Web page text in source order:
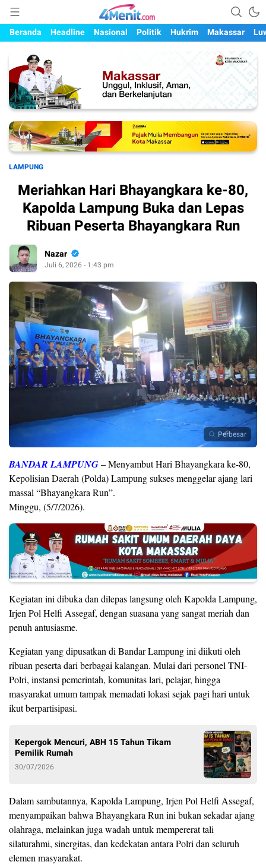
4menit.com
Mengungkap Kisah, Setiap Hari
Beranda
Headline Nasional Politik Hukrim Makassar
LAMPUNG
Meriahkan Hari Bhayangkara ke-80,
Kapolda Lampung Buka dan Lepas
Ribuan Peserta Bhayangkara Run
Nazar
Juli 6, 2026 - 1:43 pm
Perbesar
BANDAR LAMPUNG– Menyambut Hari Bhayangkara ke-80,
Kepolisian Daerah (Polda) Lampung sukses menggelar ajang lari
massal “Bhayangkara Run”.
Minggu, (5/7/2026).
Kegiatan ini dibuka dan dilepas langsung oleh Kapolda Lampung,
Irjen Pol Helfi Assegaf, dengan suasana yang sangat meriah dan
penuh antusiasme.
Kegiatan yang dipusatkan di Bandar Lampung ini diikuti oleh
ribuan peserta dari berbagai kalangan. Mulai dari personel TNI-
Polri, instansi pemerintah, komunitas lari, pelajar, hingga
masyarakat umum tampak memadati lokasi sejak pagi hari untuk
ikut berpartisipasi.
Kepergok Mencuri, ABH 15 Tahun Tikam
Pemilik Rumah
30/07/2026
Dalam sambutannya, Kapolda Lampung, Irjen Pol Helfi Assegaf,
menyampaikan bahwa Bhayangkara Run ini bukan sekadar ajang
olahraga, melainkan juga wadah untuk mempererat tali
silaturahmi, sinergitas, dan kedekatan antara Polri dan seluruh
elemen masyarakat.